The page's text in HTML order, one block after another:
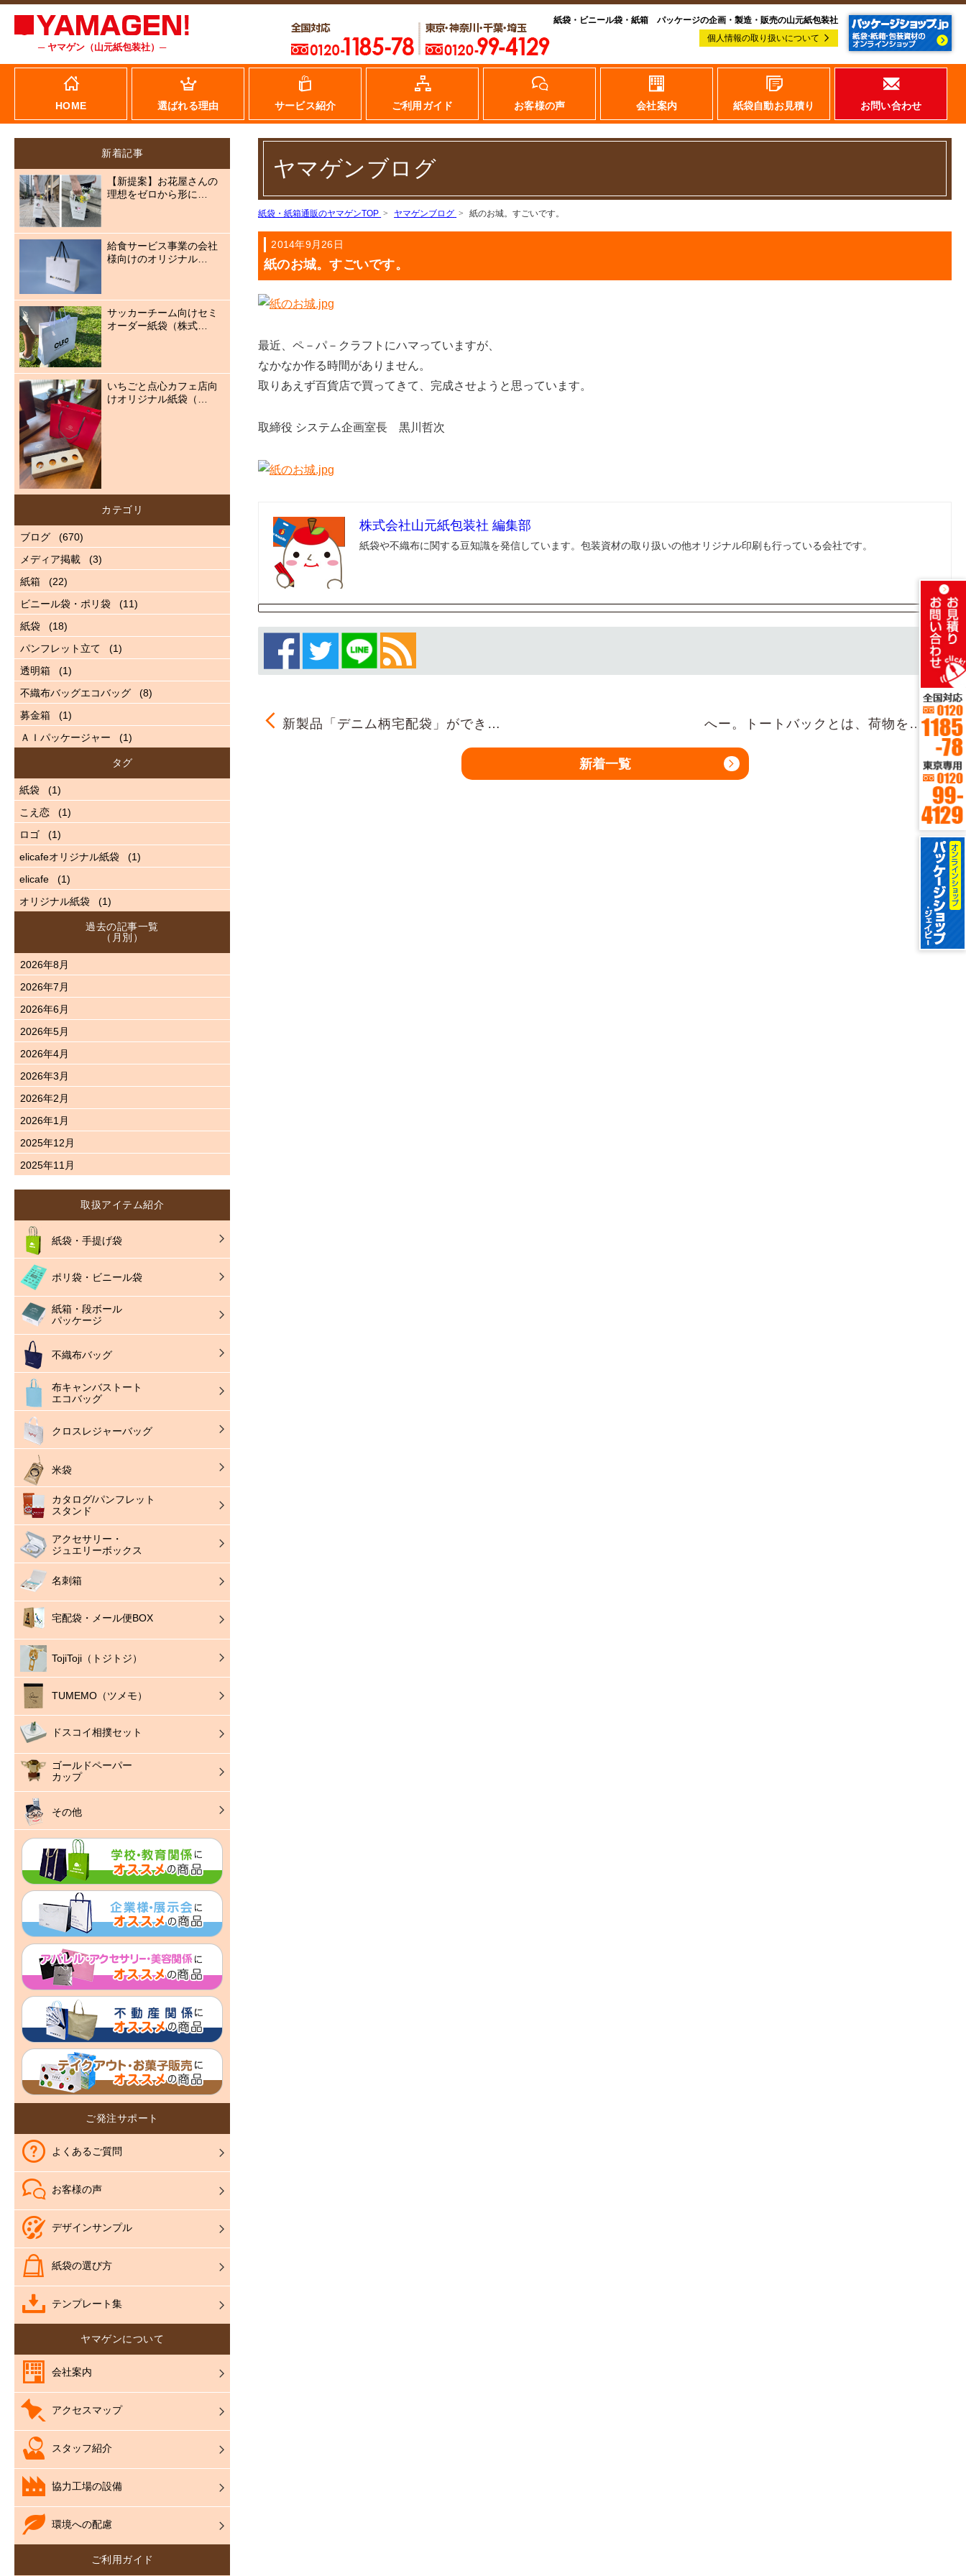
─ ヤマゲン（山元紙包装社）─
紙袋・ビニール袋・紙箱 パッケージの企画・製造・販売の山元紙包装社
個人情報の取り扱いについて
HOME 選ばれる理由 サービス紹介 ご利用ガイド お客様の声 会社案内 紙袋自動お見積り お問い合わせ
ヤマゲンブログ
紙袋・紙箱通販のヤマゲンTOP ヤマゲンブログ 紙のお城。すごいです。
2014年9月26日
紙のお城。すごいです。
最近、ペ－パ－クラフトにハマっていますが、
なかなか作る時間がありません。
取りあえず百貨店で買ってきて、完成させようと思っています。
取締役 システム企画室長 黒川哲次
株式会社山元紙包装社 編集部
紙袋や不織布に関する豆知識を発信しています。包装資材の取り扱いの他オリジナル印刷も行っている会社です。
新製品「デニム柄宅配袋」ができ… へー。トートバックとは、荷物を…
新着一覧
新着記事
【新提案】お花屋さんの
理想をゼロから形に…
給食サービス事業の会社
様向けのオリジナル…
サッカーチーム向けセミ
オーダー紙袋（株式…
いちごと点心カフェ店向
けオリジナル紙袋（…
カテゴリ
ブログ
(670)
メディア掲載
(3)
紙箱
(22)
ビニール袋・ポリ袋
(11)
紙袋
(18)
パンフレット立て
(1)
透明箱
(1)
不織布バッグエコバッグ
(8)
募金箱
(1)
ＡＩパッケージャー
(1)
タグ
紙袋
(1)
こえ恋
(1)
ロゴ
(1)
elicafeオリジナル紙袋
(1)
elicafe
(1)
オリジナル紙袋
(1)
過去の記事一覧
（月別）
2026年8月
2026年7月
2026年6月
2026年5月
2026年4月
2026年3月
2026年2月
2026年1月
2025年12月
2025年11月
取扱アイテム紹介
紙袋・手提げ袋
ポリ袋・ビニール袋
紙箱・段ボール
パッケージ
不織布バッグ
布キャンバストート
エコバッグ
クロスレジャーバッグ
米袋
カタログ/パンフレット
スタンド
アクセサリー・
ジュエリーボックス
名刺箱
宅配袋・メール便BOX
TojiToji（トジトジ）
TUMEMO（ツメモ）
ドスコイ相撲セット
ゴールドペーパー
カップ
その他
ご発注サポート
よくあるご質問
お客様の声
デザインサンプル
紙袋の選び方
テンプレート集
ヤマゲンについて
会社案内
アクセスマップ
スタッフ紹介
協力工場の設備
環境への配慮
ご利用ガイド